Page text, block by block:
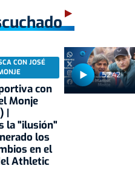
Iñaki Osa Goikoetxea
52:42
CON JOSÉ
con
Monje
|
la "ilusión"
los
en el
Athletic